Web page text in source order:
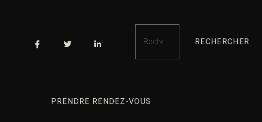
RECHERCHER
PRENDRE RENDEZ-VOUS